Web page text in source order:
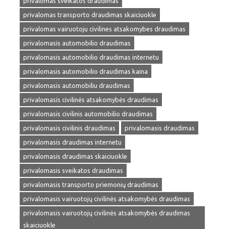
privalomas transporto draudimas skaiciuokle
privalomas vairuotoju civilines atsakomybes draudimas
privalomasis automobilio draudimas
privalomasis automobilio draudimas internetu
privalomasis automobilio draudimas kaina
privalomasis automobiliu draudimas
privalomasis civilinės atsakomybės draudimas
privalomasis civilinis automobilio draudimas
privalomasis civilinis draudimas
privalomasis draudimas
privalomasis draudimas internetu
privalomasis draudimas skaiciuokle
privalomasis sveikatos draudimas
privalomasis transporto priemonių draudimas
privalomasis vairuotojų civilinės atsakomybės draudimas
privalomasis vairuotojų civilinės atsakomybės draudimas
skaiciuokle